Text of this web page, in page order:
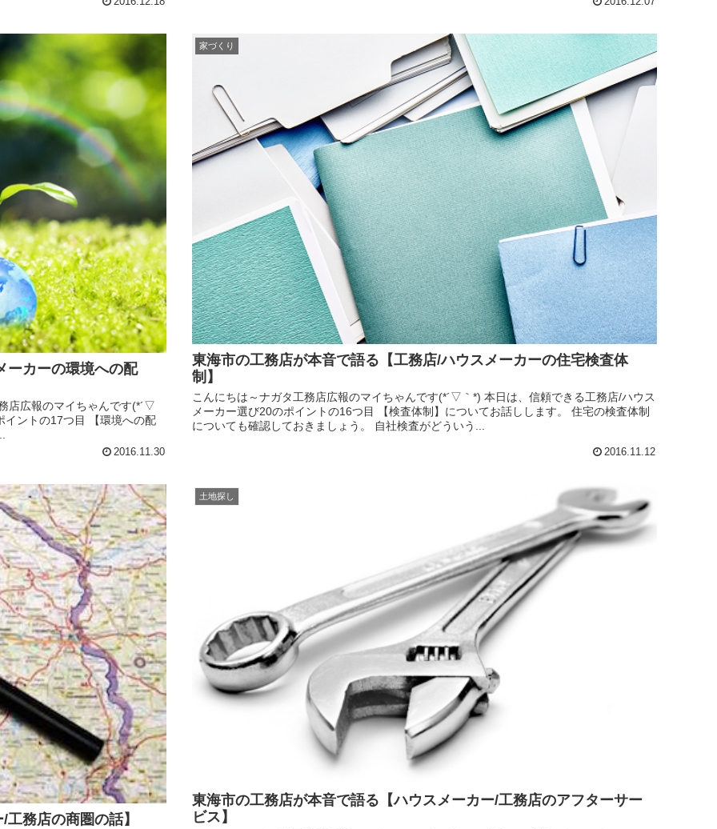
ーカーの環境への配
店広報のマイちゃんです(*´▽
イントの17つ目 【環境への配
2016.11.30
家づくり
東海市の工務店が本音で語る【工務店/ハウスメーカーの住宅検査体
制】
こんにちは～ナガタ工務店広報のマイちゃんです(*´▽｀*) 本日は、信頼できる工務店/ハウス
メーカー選び20のポイントの16つ目 【検査体制】についてお話しします。 住宅の検査体制
についても確認しておきましょう。 自社検査がどういう...
2016.11.12
務店の商圏の話】
土地探し
東海市の工務店が本音で語る【ハウスメーカー/工務店のアフターサー
ビス】